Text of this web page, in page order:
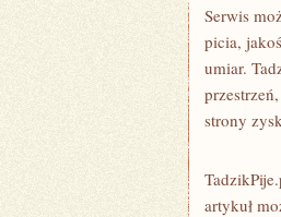
Serwis
picia,
umiar.
strony
artykuł